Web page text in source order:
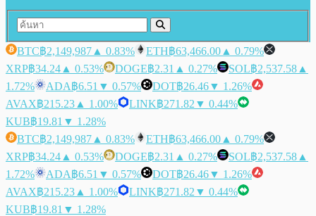
BTC฿2,149,987 ▲ 0.83% ETH฿63,466.00 ▲ 0.79%
XRP฿34.24 ▲ 0.53% DOGE฿2.31 ▲ 0.27% SOL฿2,537.58 ▲
1.72%
ADA฿6.51 ▼ 0.57% DOT฿26.46▼ 1.26%
AVAX฿215.23 ▲ 1.00% LINK฿271.82 ▼ 0.44%
KUB฿19.81 ▼ 1.28%
BTC฿2,149,987 ▲ 0.83% ETH฿63,466.00 ▲ 0.79%
XRP฿34.24 ▲ 0.53% DOGE฿2.31 ▲ 0.27% SOL฿2,537.58 ▲
1.72%
ADA฿6.51 ▼ 0.57% DOT฿26.46▼ 1.26%
AVAX฿215.23 ▲ 1.00% LINK฿271.82 ▼ 0.44%
KUB฿19.81 ▼ 1.28%